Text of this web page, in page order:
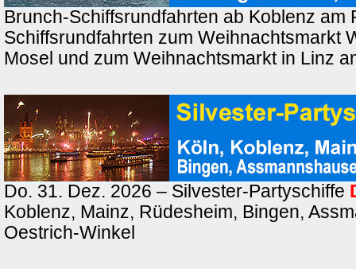
Brunch-Schiffsrundfahrten ab Koblenz am
Schiffsrundfahrten zum Weihnachtsmarkt
Mosel und zum Weihnachtsmarkt in Linz
Do. 31. Dez. 2026 – Silvester-Partyschiffe
Koblenz, Mainz, Rüdesheim, Bingen,
Oestrich-Winkel